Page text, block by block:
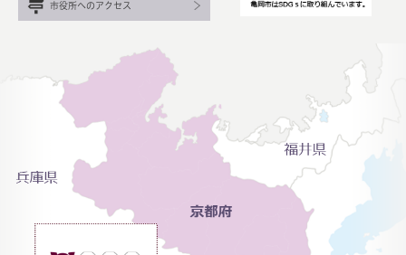
市役所へのアクセス